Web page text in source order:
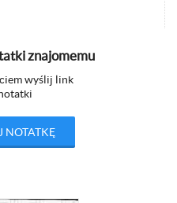
znajomemu
wyślij link
NOTATKĘ